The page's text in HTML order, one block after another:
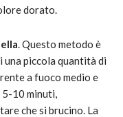
dorato.
. Questo metodo è
piccola quantità di
a fuoco medio e
5-10 minuti,
che si brucino. La